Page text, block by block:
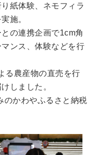
紙体験、ネモフィラ
施。
の連携企画で1cm角
ンス、体験などを行
る農産物の直売を行
しました。
のかわやふるさと納税